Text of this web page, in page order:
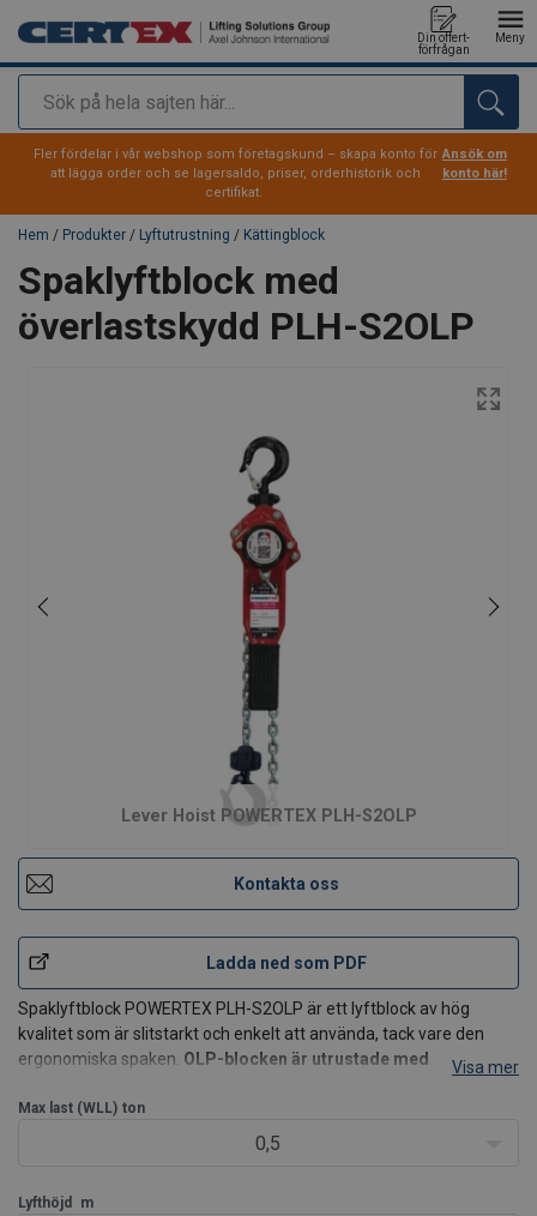
Sök
Din offert-
förfrågan
Meny
tillagd i varukorg
Fler fördelar i vår webshop som företagskund – skapa konto för
att lägga order och se lagersaldo, priser, orderhistorik och
certifikat.
Ansök om
konto här!
Hem / Produkter / Lyftutrustning / Kättingblock
Spaklyftblock med
överlastskydd PLH-S2OLP
Lever Hoist POWERTEX PLH-S2OLP
Kontakta oss
Ladda ned som PDF
Spaklyftblock POWERTEX PLH-S2OLP är ett lyftblock av hög
kvalitet som är slitstarkt och enkelt att använda, tack vare den
ergonomiska spaken. OLP-blocken är utrustade med
skyddar därmed blocket från eventuell skada som överlast/p>
Visa mer
Max last (WLL) ton
0,5
Lyfthöjd m